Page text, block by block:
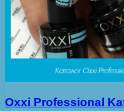
Oxxi Professional